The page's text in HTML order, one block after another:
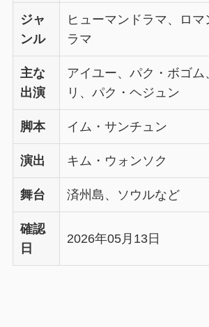
ジャ
ンル
ヒューマンドラマ、ロマ
ラマ
主な
出演
アイユー、パク・ボゴム
リ、パク・ヘジュン
脚本 イム・サンチュン
演出 キム・ウォンソク
舞台 済州島、ソウルなど
確認
日
2026年05月13日